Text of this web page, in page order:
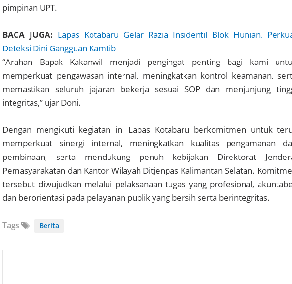
pimpinan UPT.
BACA JUGA: Lapas Kotabaru Gelar Razia Insidentil Blok Hunian,
Deteksi Dini Gangguan Kamtib
“Arahan Bapak Kakanwil menjadi pengingat penting bagi kami
memperkuat pengawasan internal, meningkatkan kontrol keamanan,
memastikan seluruh jajaran bekerja sesuai SOP dan menjunjung
integritas,” ujar Doni.
Dengan mengikuti kegiatan ini Lapas Kotabaru berkomitmen untuk
memperkuat sinergi internal, meningkatkan kualitas pengamanan
pembinaan, serta mendukung penuh kebijakan Direktorat
Pemasyarakatan dan Kantor Wilayah Ditjenpas Kalimantan Selatan.
tersebut diwujudkan melalui pelaksanaan tugas yang profesional,
dan berorientasi pada pelayanan publik yang bersih serta berintegritas.
Tags Berita